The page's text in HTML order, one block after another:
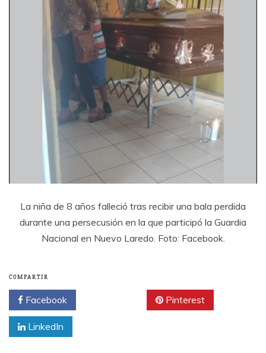
La niña de 8 años falleció tras recibir una bala perdida
durante una persecusión en la que participó la Guardia
Nacional en Nuevo Laredo. Foto: Facebook.
COMPARTIR
Facebook Pinterest
LinkedIn